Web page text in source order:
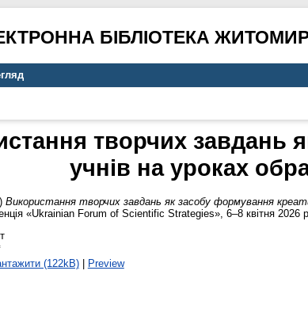
БІБЛІОТЕКА
творчих завдань
учнів на уроках
Використання творчих завдань як засобу формування
«Ukrainian Forum of Scientific Strategies», 6–8 квітня 2026
(122kB)| Preview